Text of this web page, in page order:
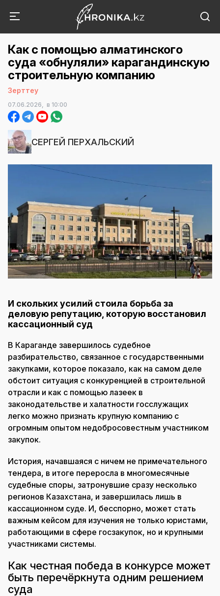
Как с помощью алматинского
суда «обнуляли» карагандинскую
строительную компанию
Зерттеу
07.06.2026, в 10:00
СЕРГЕЙ ПЕРХАЛЬСКИЙ
И скольких усилий стоила борьба за
деловую репутацию, которую восстановил
кассационный суд
В Караганде завершилось судебное
разбирательство, связанное с государственными
закупками, которое показало, как на самом деле
обстоит ситуация с конкуренцией в строительной
отрасли и как с помощью лазеек в
законодательстве и халатности госслужащих
легко можно признать крупную компанию с
огромным опытом недобросовестным участником
закупок.
История, начавшаяся с ничем не примечательного
тендера, в итоге переросла в многомесячные
судебные споры, затронувшие сразу несколько
регионов Казахстана, и завершилась лишь в
кассационном суде. И, бесспорно, может стать
важным кейсом для изучения не только юристами,
работающими в сфере госзакупок, но и крупными
участниками системы.
Как честная победа в конкурсе может
быть перечёркнута одним решением
суда